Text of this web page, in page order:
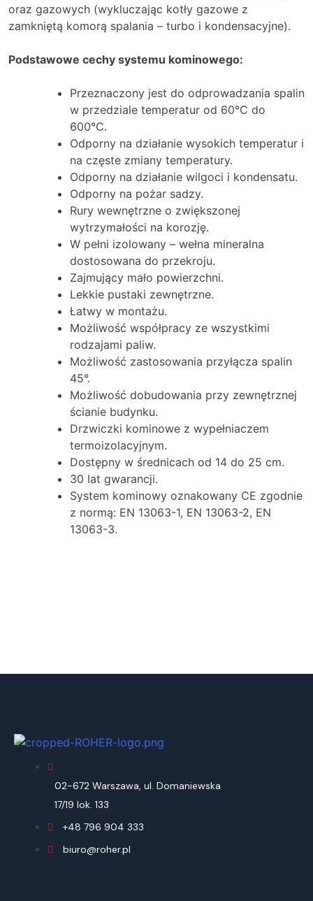
oraz gazowych (wykluczając kotły gazowe z
zamkniętą komorą spalania – turbo i kondensacyjne).
Podstawowe cechy systemu kominowego:
Przeznaczony jest do odprowadzania spalin
w przedziale temperatur od 60°C do
600°C.
Odporny na działanie wysokich temperatur i
na częste zmiany temperatury.
Odporny na działanie wilgoci i kondensatu.
Odporny na pożar sadzy.
Rury wewnętrzne o zwiększonej
wytrzymałości na korozję.
W pełni izolowany – wełna mineralna
dostosowana do przekroju.
Zajmujący mało powierzchni.
Lekkie pustaki zewnętrzne.
Łatwy w montażu.
Możliwość współpracy ze wszystkimi
rodzajami paliw.
Możliwość zastosowania przyłącza spalin
45°.
Możliwość dobudowania przy zewnętrznej
ścianie budynku.
Drzwiczki kominowe z wypełniaczem
termoizolacyjnym.
Dostępny w średnicach od 14 do 25 cm.
30 lat gwarancji.
System kominowy oznakowany CE zgodnie
z normą: EN 13063-1, EN 13063-2, EN
13063-3.
02-672 Warszawa, ul. Domaniewska
17/19 lok. 133
+48 796 904 333
biuro@roher.pl